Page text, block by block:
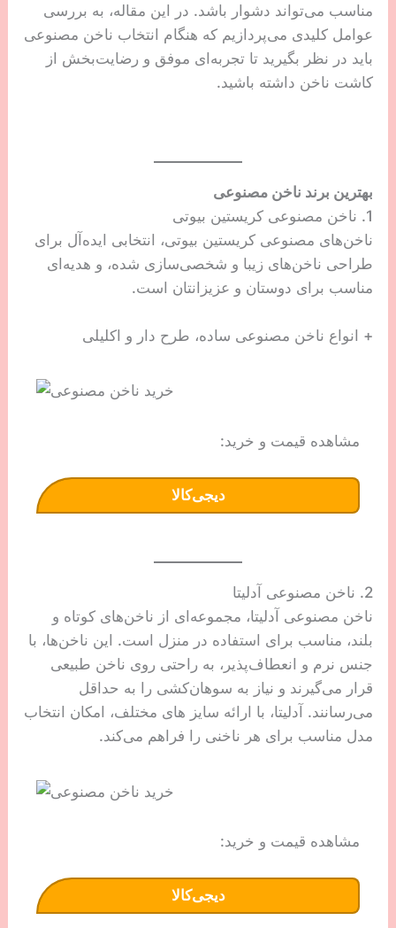
مناسب می‌تواند دشوار باشد. در این مقاله، به بررسی
عوامل کلیدی می‌پردازیم که هنگام انتخاب ناخن مصنوعی
باید در نظر بگیرید تا تجربه‌ای موفق و رضایت‌بخش از
کاشت ناخن داشته باشید.
بهترین برند ناخن مصنوعی
1. ناخن مصنوعی کریستین بیوتی
ناخن‌های مصنوعی کریستین بیوتی، انتخابی ایده‌آل برای
طراحی ناخن‌های زیبا و شخصی‌سازی شده، و هدیه‌ای
مناسب برای دوستان و عزیزانتان است.
+ انواع ناخن مصنوعی ساده، طرح دار و اکلیلی
مشاهده قیمت و خرید:
دیجی‌کالا
2. ناخن مصنوعی آدلیتا
ناخن مصنوعی آدلیتا، مجموعه‌ای از ناخن‌های کوتاه و
بلند، مناسب برای استفاده در منزل است. این ناخن‌ها، با
جنس نرم و انعطاف‌پذیر، به راحتی روی ناخن طبیعی
قرار می‌گیرند و نیاز به سوهان‌کشی را به حداقل
می‌رسانند. آدلیتا، با ارائه سایز های مختلف، امکان انتخاب
مدل مناسب برای هر ناخنی را فراهم می‌کند.
مشاهده قیمت و خرید:
دیجی‌کالا